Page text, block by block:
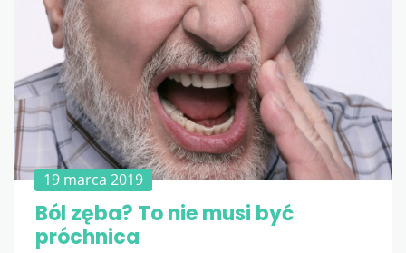
19 marca 2019
Ból zęba? To nie musi być
próchnica